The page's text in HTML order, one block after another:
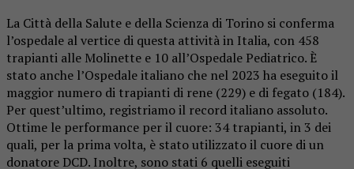
La Città della Salute e della Scienza di Torino si conferma
l’ospedale al vertice di questa attività in Italia, con 458
trapianti alle Molinette e 10 all’Ospedale Pediatrico. È
stato anche l’Ospedale italiano che nel 2023 ha eseguito il
maggior numero di trapianti di rene (229) e di fegato (184).
Per quest’ultimo, registriamo il record italiano assoluto.
Ottime le performance per il cuore: 34 trapianti, in 3 dei
quali, per la prima volta, è stato utilizzato il cuore di un
donatore DCD. Inoltre, sono stati 6 quelli eseguiti